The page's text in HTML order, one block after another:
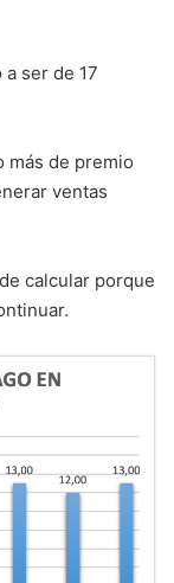
ser de 17
más de premio
ventas
calcular porque